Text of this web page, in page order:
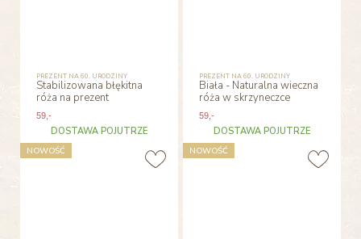
PREZENT NA 60. URODZINY
Stabilizowana błękitna
róża na prezent
59,-
DOSTAWA POJUTRZE
PREZENT NA 60. URODZINY
Biała - Naturalna wieczna
róża w skrzyneczce
59 ,-
DOSTAWA POJUTRZE
NOWOŚĆ NOWOŚĆ